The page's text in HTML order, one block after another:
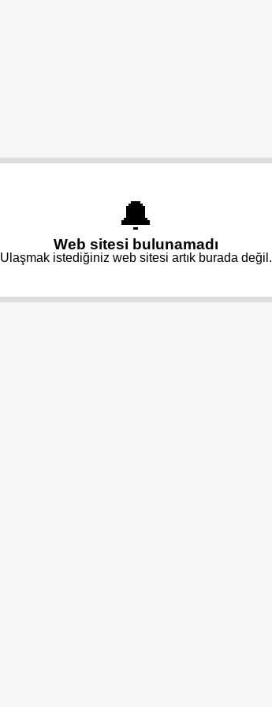
🔔
Web sitesi bulunamadı
Ulaşmak istediğiniz web sitesi artık burada değil.